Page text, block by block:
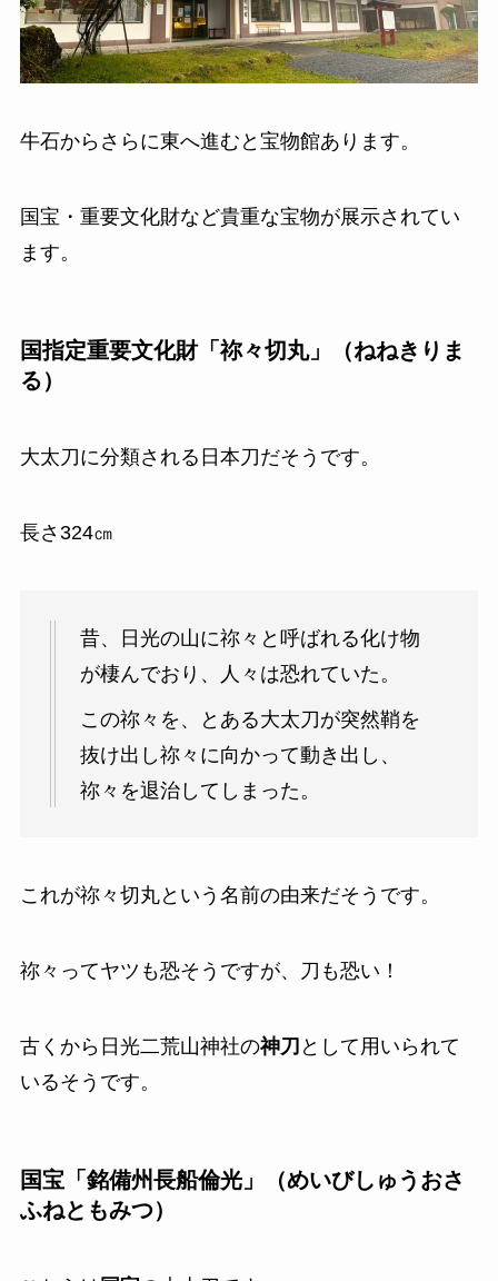
牛石からさらに東へ進むと宝物館あります。
国宝・重要文化財など貴重な宝物が展示されてい
ます。
国指定重要文化財「祢々切丸」（ねねきりま
る）
大太刀に分類される日本刀だそうです。
長さ324㎝
昔、日光の山に祢々と呼ばれる化け物
が棲んでおり、人々は恐れていた。
この祢々を、とある大太刀が突然鞘を
抜け出し祢々に向かって動き出し、
祢々を退治してしまった。
これが祢々切丸という名前の由来だそうです。
祢々ってヤツも恐そうですが、刀も恐い！
古くから日光二荒山神社の神刀 として用いられて
いるそうです。
国宝「銘備州長船倫光」（めいびしゅうおさ
ふねともみつ）